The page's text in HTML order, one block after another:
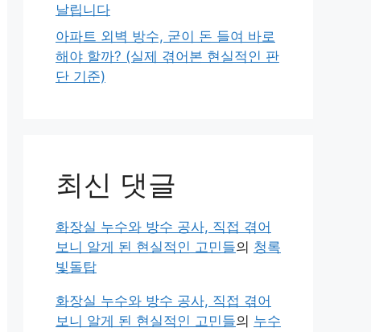
날립니다
아파트 외벽 방수, 굳이 돈 들여 바로
해야 할까? (실제 겪어본 현실적인 판
단 기준)
최신 댓글
화장실 누수와 방수 공사, 직접 겪어
보니 알게 된 현실적인 고민들의 청록
빛돌탑
화장실 누수와 방수 공사, 직접 겪어
보니 알게 된 현실적인 고민들의 누수